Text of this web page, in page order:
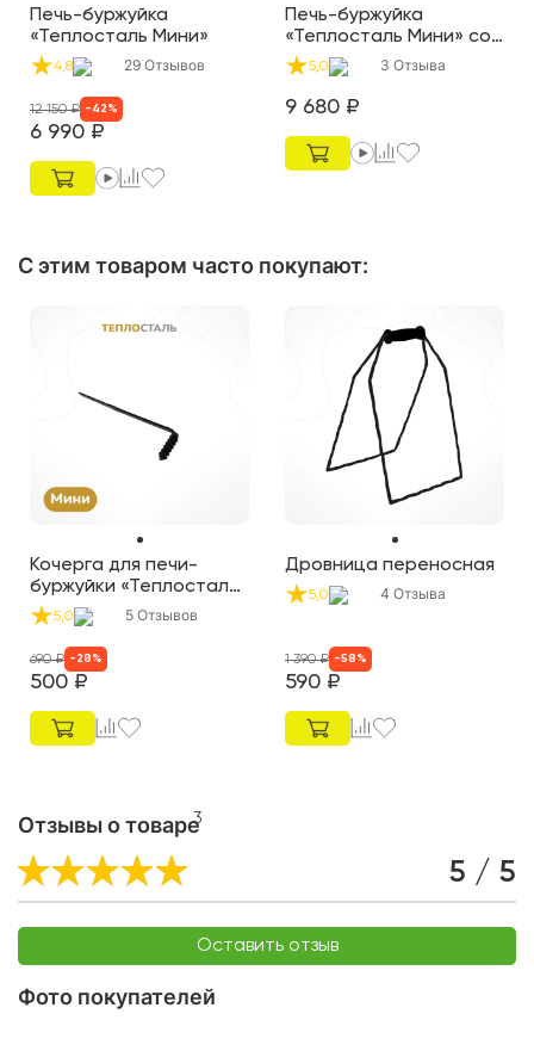
Печь-буржуйка
«Теплосталь Мини»
4,8 29 Отзывов
6 990 ₽
12 150₽ - 42 %
Печь-буржуйка
«Теплосталь Мини» со
стеклянной дверцей
5,0 3 Отзыва
9 680 ₽
С этим товаром часто покупают:
Кочерга для печи-
буржуйки «Теплосталь
Мини»
5,0 5 Отзывов
500 ₽
690₽ - 28 %
Дровница переносная
5,0 4 Отзыва
590 ₽
1 390₽ -58 %
Отзывы о товаре
3
5 / 5
Оставить отзыв
Фото покупателей